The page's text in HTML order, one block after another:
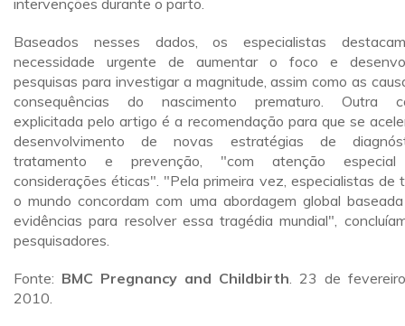
intervenções durante o parto.
Baseados nesses dados, os especialistas
necessidade urgente de aumentar o foco e
pesquisas para investigar a magnitude, assim como as
consequências do nascimento prematuro. Outra
explicitada pelo artigo é a recomendação para que se
desenvolvimento de novas estratégias de
tratamento e prevenção, "com atenção
considerações éticas". "Pela primeira vez, especialistas de
o mundo concordam com uma abordagem global
evidências para resolver essa tragédia mundial",
pesquisadores.
Fonte: BMC Pregnancy and Childbirth. 23 de
2010.